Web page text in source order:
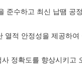
준수하고 최신 납땜 공
열적 안정성을 제공하
정확도를 향상시키고